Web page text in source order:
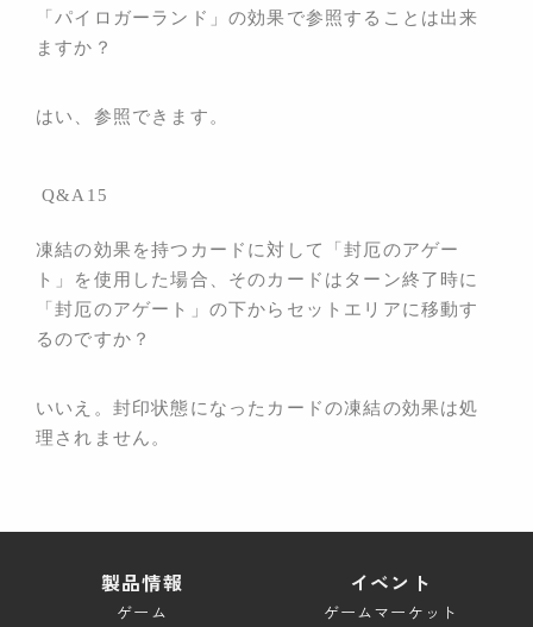
「パイロガーランド」の効果で参照することは出来
ますか？
はい、参照できます。
Q&A15
凍結の効果を持つカードに対して「封厄のアゲー
ト」を使用した場合、そのカードはターン終了時に
「封厄のアゲート
」の下からセットエリアに移動す
るのですか？
いいえ。封印状態になったカードの凍結の効果は処
理されません。
製品情報
ゲーム
イベント
ゲームマーケット